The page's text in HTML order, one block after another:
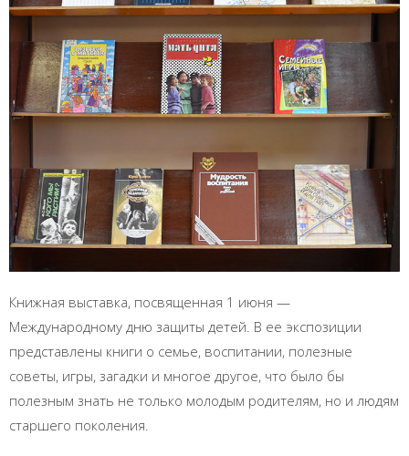
Книжная выставка, посвященная 1 июня —
Международному дню защиты детей. В ее экспозиции
представлены книги о семье, воспитании, полезные
советы, игры, загадки и многое другое, что было бы
полезным знать не только молодым родителям, но и людям
старшего поколения.